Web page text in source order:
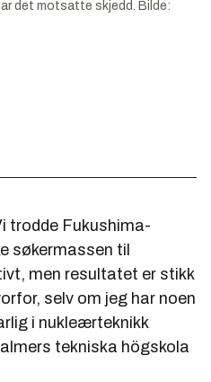
det motsatte skjedd. Bilde:
trodde Fukushima-
søkermassen til
men resultatet er stikk
selv om jeg har noen
i nukleærteknikk
tekniska högskola